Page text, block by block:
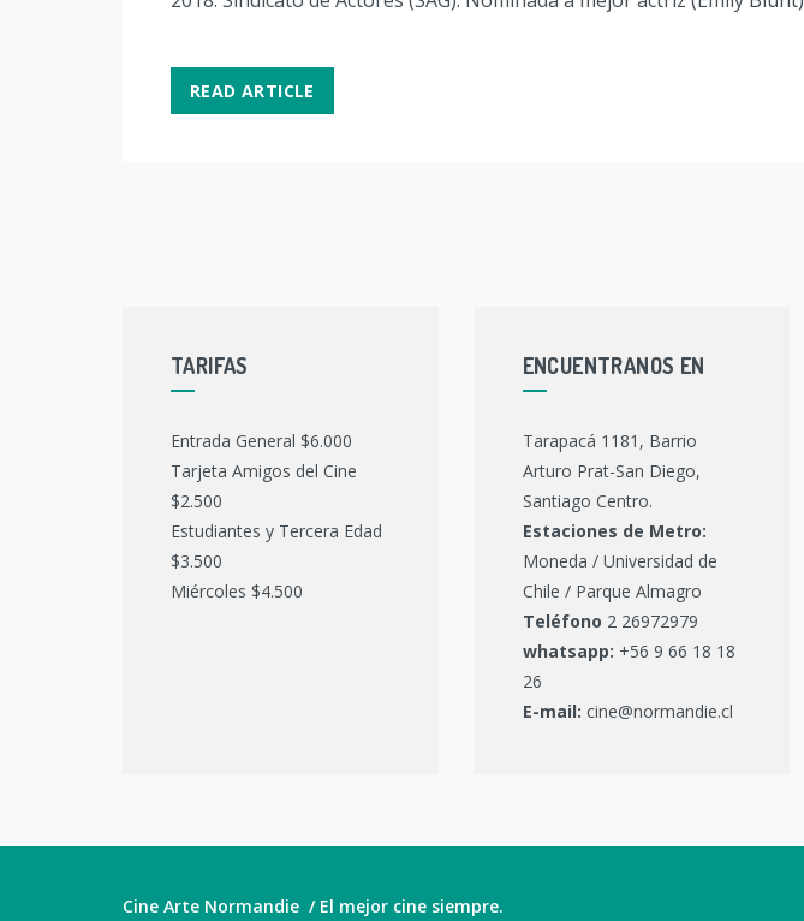
READ ARTICLE
TARIFAS
Entrada General $6.000
Tarjeta Amigos del Cine
$2.500
Estudiantes y Tercera Edad
$3.500
Miércoles $4.500
ENCUENTRANOS EN
Tarapacá 1181, Barrio
Arturo Prat-San Diego,
Santiago Centro.
Estaciones de Metro:
Moneda / Universidad de
Chile / Parque Almagro
Teléfono 2 26972979
whatsapp: +56 9 66 18 18
26
E-mail: cine@normandie.cl
Cine Arte Normandie / El mejor cine siempre.